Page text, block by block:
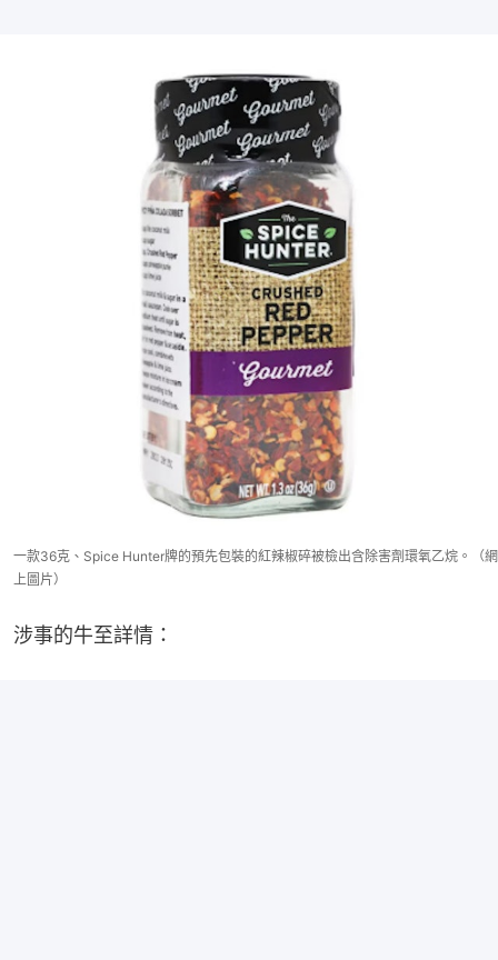
一款36克、Spice Hunter牌的預先包裝的紅辣椒碎被檢出含除害劑環氧乙烷。（網
上圖片）
涉事的牛至詳情：